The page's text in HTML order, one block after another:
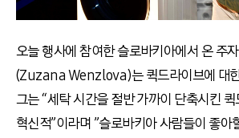
오늘 행사에 참여한 슬로바키아에서 온 주
(Zuzana Wenzlova)는 퀵드라이브에 대
그는 “세탁 시간을 절반 가까이 단축시킨
혁신적”이라며 ”슬로바키아 사람들이 좋아